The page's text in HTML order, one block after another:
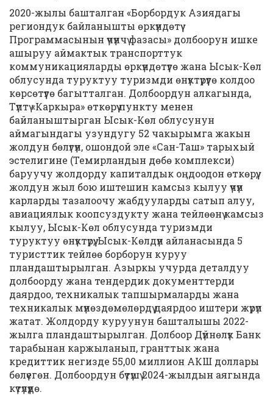
2020-жылы башталган «Борбордук Азиядагы
региондук байланышты өркүндөтүү
Программасынын үчүнчү фазасы» долбоорун ишке
ашыруу аймактык транспорттук
коммуникацияларды өркүндөтүүгө жана Ысык-Көл
облусунда туруктуу туризмди өнүктүрүүгө колдоо
көрсөтүүгө багытталган. Долбоордун алкагында,
Түптү «Каркыра» өткөрүү пункту менен
байланыштырган Ысык-Көл облусунун
аймагындагы узундугу 52 чакырымга жакын
жолдун бөлүгүн, ошондой эле «Сан-Таш» тарыхый
эстелигине (Темирландын дөбө комплекси)
баруучу жолдорду капиталдык оңдоодон өткөрүү,
жолдун жыл бою иштешин камсыз кылуу үчүн
карларды тазалоочу жабдууларды сатып алуу,
авиациялык коопсуздукту жана тейлөөнү камсыз
кылуу, Ысык-Көл облусунда туризмди
туруктуу өнүктүрүү, Ысык-Көлдүн айланасында 5
туристтик тейлөө борборун куруу
пландаштырылган. Азыркы учурда деталдуу
долбоорду жана тендердик документтерди
даярдоо, техникалык тапшырмаларды жана
техникалык мүнөздөмөлөрдү даярдоо иштери жүрүп
жатат. Жолдорду куруунун башталышы 2022-
жылга пландаштырылган. Долбоор Дүйнөлүк Банк
тарабынан каржыланып, гранттык жана
кредиттик негизде 55,00 миллион АКШ доллары
бөлүегөн. Долбоордун бүтүшү 2024-жылдын аягында
күтүлүүдө.